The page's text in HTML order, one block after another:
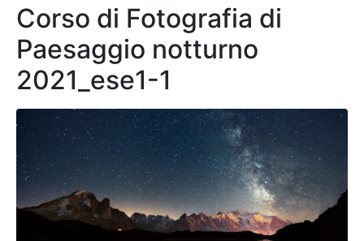
Corso di Fotografia di
Paesaggio notturno
2021_ese1-1